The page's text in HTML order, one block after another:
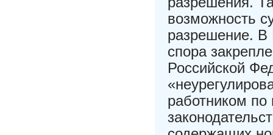
возможность
разрешение. В
спора
Российской
работником по